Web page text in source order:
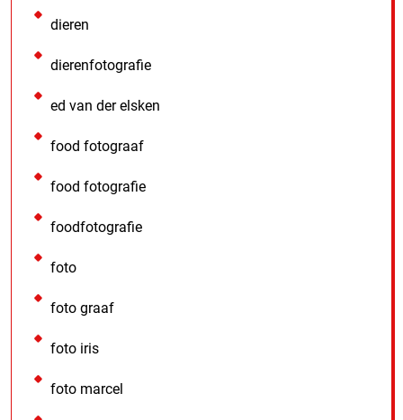
dieren
dierenfotografie
ed van der elsken
food fotograaf
food fotografie
foodfotografie
foto
foto graaf
foto iris
foto marcel